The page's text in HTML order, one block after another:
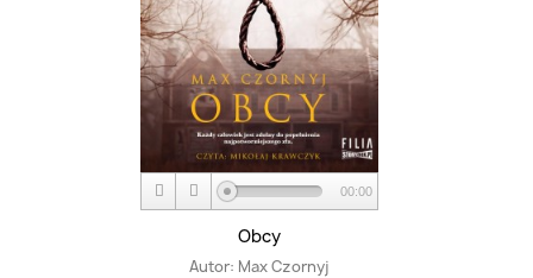
00:00
Obcy
Autor: Max Czornyj